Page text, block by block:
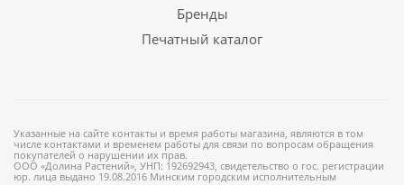
Бренды
Печатный каталог
Указанные на сайте контакты и время работы магазина, являются в том
числе контактами и временем работы для связи по вопросам обращения
покупателей о нарушении их прав.
ООО «Долина Растений», УНП: 192692943, свидетельство о гос. регистрации
юр. лица выдано 19.08.2016 Минским городским исполнительным